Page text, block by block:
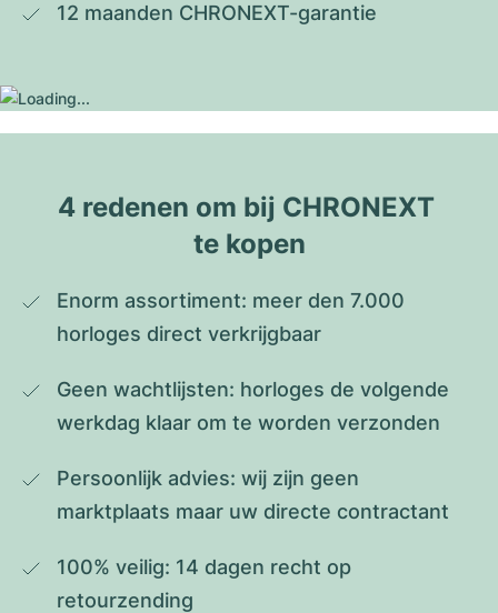
12 maanden CHRONEXT-garantie
4 redenen om bij CHRONEXT
te kopen
Enorm assortiment: meer den 7.000
horloges direct verkrijgbaar
Geen wachtlijsten: horloges de volgende
werkdag klaar om te worden verzonden
Persoonlijk advies: wij zijn geen
marktplaats maar uw directe contractant
100% veilig: 14 dagen recht op
retourzending